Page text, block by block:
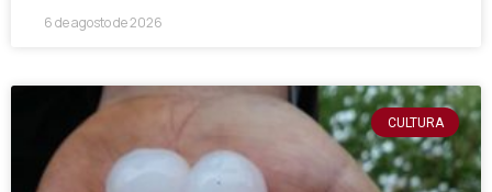
6 de agosto de 2026
CULTURA